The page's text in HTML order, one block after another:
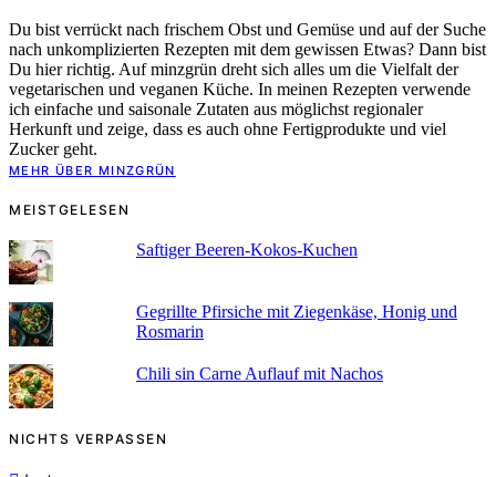
Du bist verrückt nach frischem Obst und Gemüse und auf der Suche
nach unkomplizierten Rezepten mit dem gewissen Etwas? Dann bist
Du hier richtig. Auf minzgrün dreht sich alles um die Vielfalt der
vegetarischen und veganen Küche. In meinen Rezepten verwende
ich einfache und saisonale Zutaten aus möglichst regionaler
Herkunft und zeige, dass es auch ohne Fertigprodukte und viel
Zucker geht.
MEHR ÜBER MINZGRÜN
MEISTGELESEN
Saftiger Beeren-Kokos-Kuchen
Gegrillte Pfirsiche mit Ziegenkäse, Honig und
Rosmarin
Chili sin Carne Auflauf mit Nachos
NICHTS VERPASSEN